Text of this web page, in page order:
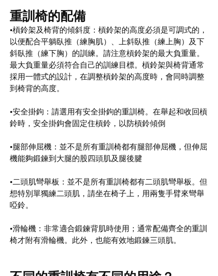
重訓椅的配備
•槓鈴架及椅背的傾斜度：槓鈴架的高度必須是可調式的，
以便配合平躺臥推（練胸肌）、上斜臥推（練上胸）及下
斜臥推（練下胸）的訓練。請注意槓鈴架的最大負重量。
最大負重量必須符合自己的訓練目標。槓鈴架與椅背通常
採用一體式的設計，在調整槓鈴架的高度時，會同時調整
到椅背的高度。
•安全掛鉤：請選用有安全掛鉤的重訓椅。在舉起和收回槓
鈴時，安全掛鉤會固定住槓鈴，以防槓鈴傾倒
•腿部伸屈機：並不是所有重訓椅都有腿部伸屈機，但伸屈
機能夠鍛鍊到大腿的股四頭肌及腿後腱
•二頭肌彎舉板：並不是所有重訓椅都有二頭肌彎舉板。但
想特別單獨練二頭肌，請坐在椅子上，用兩隻手臂來彎舉
啞鈴。
•滑輪機：非常適合鍛鍊背肌時使用；通常配備齊全的重訓
椅才附有滑輪機。此外，也能有效地鍛鍊三頭肌。